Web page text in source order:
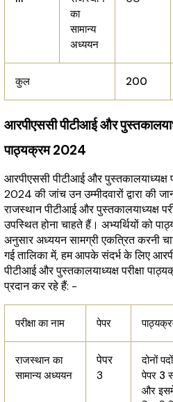
का
सामान्य
अध्ययन
कुल 200
आरपीएससी पीटीआई और
पाठ्यक्रम 2024
आरपीएससी पीटीआई और पुस्तकालयाध्यक्ष
2024 की जांच उन उम्मीदवारों द्वारा की
राजस्थान पीटीआई और पुस्तकालयाध्यक्ष
उपस्थित होना चाहते हैं। अभ्यर्थियों को
अनुसार अध्ययन सामग्री एकत्रित करनी
गई तालिका में, हम आपके संदर्भ के लिए
पीटीआई और पुस्तकालयाध्यक्ष परीक्षा
प्रदान कर रहे हैं: -
परीक्षा का नाम पेपर
राजस्थान का
सामान्य अध्ययन
पेपर
3
दोनों
पेपर 3
और